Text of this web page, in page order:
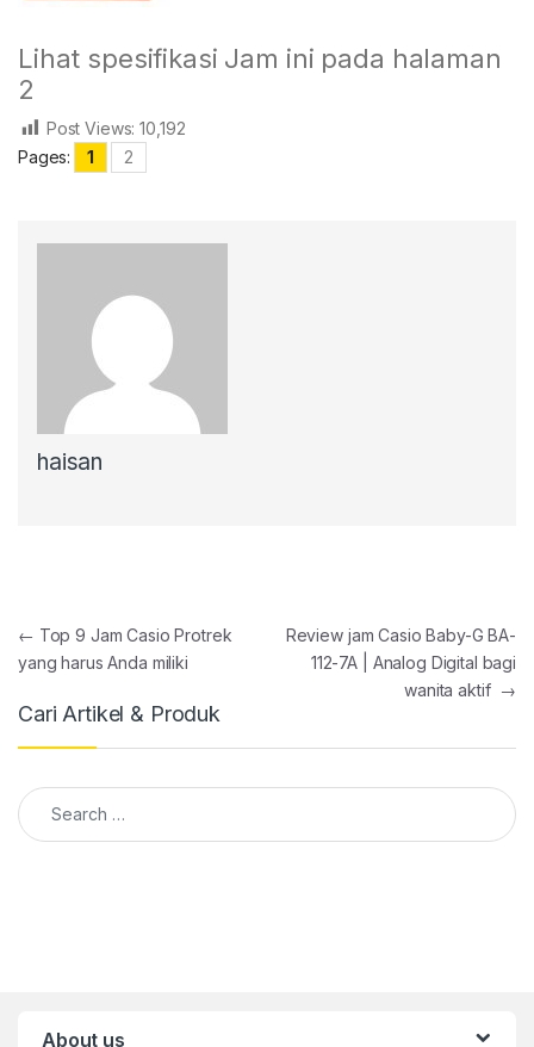
Lihat spesifikasi Jam ini pada halaman
2
Post Views: 10,192
Pages:
1 2
haisan
Post navigation
← Top 9 Jam Casio Protrek
yang harus Anda miliki
Review jam Casio Baby-G BA-
112-7A | Analog Digital bagi
wanita aktif →
Cari Artikel & Produk
Search for:
About us